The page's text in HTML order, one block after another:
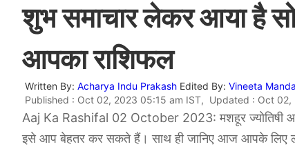
शुभ समाचार लेकर आया है
आपका राशिफल
Written By: Acharya Indu Prakash Edited By: Vineeta
Published : Oct 02, 2023 05:15 am IST, Updated : Oct 02,
Aaj Ka Rashifal 02 October 2023: मशहूर ज्योतिषी
इसे आप बेहतर कर सकते हैं। साथ ही जानिए आज आपके लिए